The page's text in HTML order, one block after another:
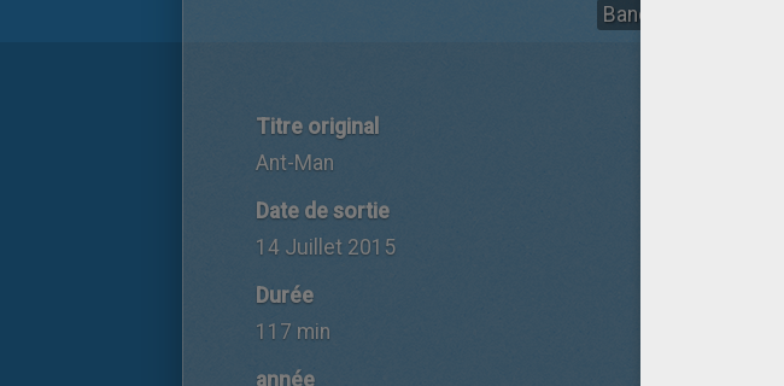
Bande Annonce 2 VF
Titre original
Ant-Man
Date de sortie
14 Juillet 2015
Durée
117 min
année